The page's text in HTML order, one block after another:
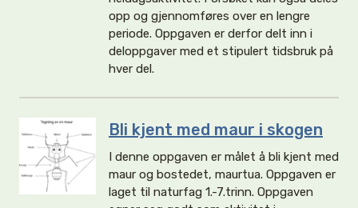
opp og gjennomføres over en lengre
periode. Oppgaven er derfor delt inn i
deloppgaver med et stipulert tidsbruk på
hver del.
Bli kjent med maur i skogen
I denne oppgaven er målet å bli kjent med
maur og bostedet, maurtua. Oppgaven er
laget til naturfag 1.-7.trinn. Oppgaven